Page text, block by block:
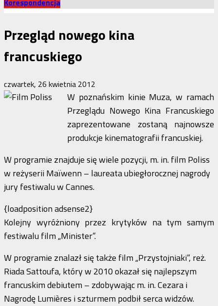
Korespondencja
Przegląd nowego kina
francuskiego
czwartek, 26 kwietnia 2012
W poznańskim kinie Muza, w ramach
Przeglądu Nowego Kina Francuskiego
zaprezentowane zostaną najnowsze
produkcje kinematografii francuskiej.
W programie znajduje się wiele pozycji, m. in. film Poliss
w reżyserii Maïwenn – laureata ubiegłorocznej nagrody
jury festiwalu w Cannes.
{loadposition adsense2}
Kolejny wyróżniony przez krytyków na tym samym
festiwalu film „Minister”.
W programie znalazł się także film „Przystojniaki”, reż.
Riada Sattoufa, który w 2010 okazał się najlepszym
francuskim debiutem – zdobywając m. in. Cezara i
Nagrodę Lumières i szturmem podbił serca widzów.